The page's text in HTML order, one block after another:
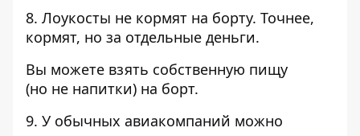
8. Лоукосты не кормят на борту. Точнее,
кормят, но за отдельные деньги.
Вы можете взять собственную пищу
(но не напитки) на борт.
9. У обычных авиакомпаний можно